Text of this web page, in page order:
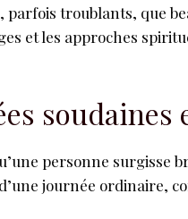
troublants, que
et les approches
personne surgisse
journée ordinaire,